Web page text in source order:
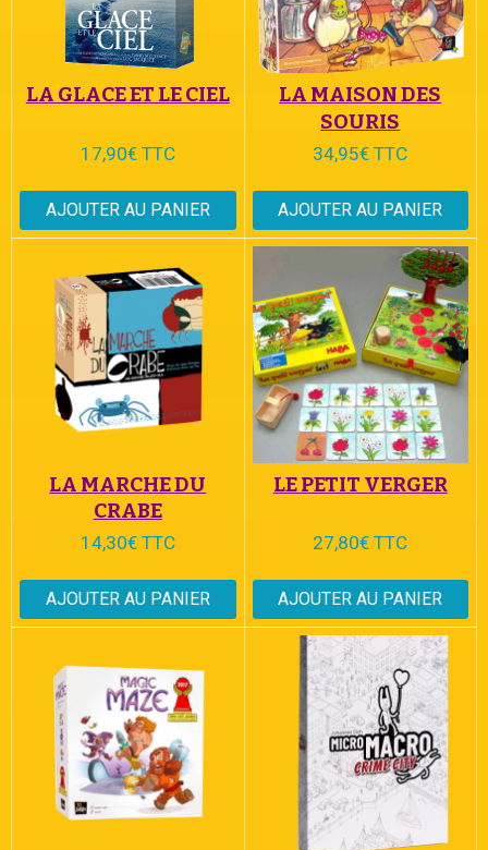
LA GLACE ET LE CIEL
17,90€ TTC
AJOUTER AU PANIER
LA MAISON DES
SOURIS
34,95€ TTC
AJOUTER AU PANIER
LA MARCHE DU
CRABE
14,30€ TTC
AJOUTER AU PANIER
LE PETIT VERGER
27,80€ TTC
AJOUTER AU PANIER